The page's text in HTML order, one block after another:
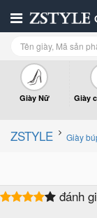
Giày Nữ Giày
ZSTYLE Giày
đánh